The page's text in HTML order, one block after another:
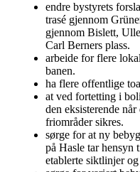
endre bystyrets
trasé gjennom
gjennom Bislett,
Carl Berners plass.
arbeide for flere
banen.
ha flere offentlige
at ved fortetting i
den eksisterende
friområder sikres.
sørge for at ny
på Hasle tar hensyn
etablerte siktlinjer